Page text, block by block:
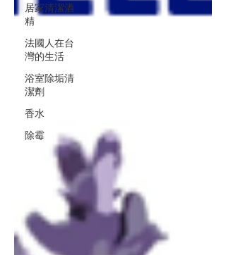
居家清潔酒
精
法國人在台
灣的生活
浴室除垢清
潔劑
香水
除霉